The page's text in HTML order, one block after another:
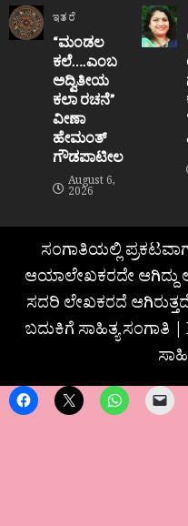
ಇತರೆ
“ಮಂಡಲ
ಕಲೆ….ಎಂಬ
ಅದ್ವಿತೀಯ
ಕಲಾ ರಚನೆ”‌
ವೀಣಾ
ಹೇಮಂತ್‌
ಗೌಡಪಾಟೀಲ
August 6,
2026
ಸಂಗಾತಿಯಲ್ಲಿ
ಆಯಾಲೇಖಕರದೇ
ಸದರಿ ಲೇಖಕರದೆ
ಬದುಕಿಗೆ ಸಾಹಿತ್ಯ ಸಂಗಾತಿ